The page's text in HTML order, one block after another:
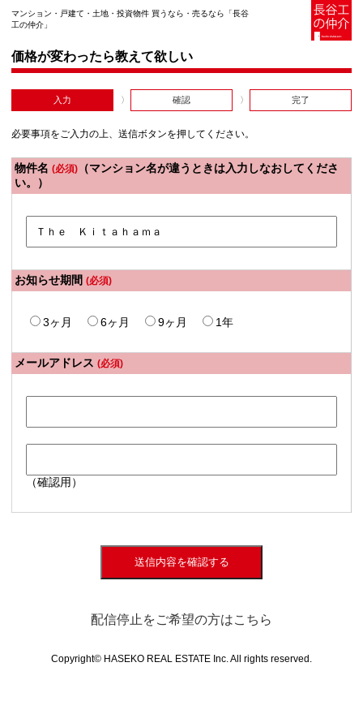
マンション・戸建て・土地・投資物件 買うなら・売るなら「長谷
工の仲介」
価格が変わったら教えて欲しい
入力 確認 完了
必要事項をご入力の上、送信ボタンを押してください。
物件名 (必須) （マンション名が違うときは入力しなおしてくださ
い。）
お知らせ期間 (必須)
3ヶ月 6ヶ月 9ヶ月 1年
メールアドレス (必須)
（確認用）
送信内容を確認する
配信停止をご希望の方はこちら
Copyright© HASEKO REAL ESTATE Inc. All rights reserved.